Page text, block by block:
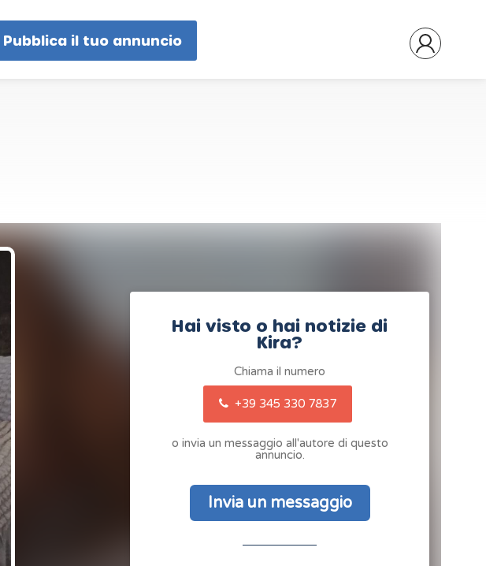
Pubblica il tuo annuncio
Hai visto o hai notizie di
Kira?
Chiama il numero
+39 345 330 7837
o invia un messaggio all'autore di questo
annuncio.
Invia un messaggio